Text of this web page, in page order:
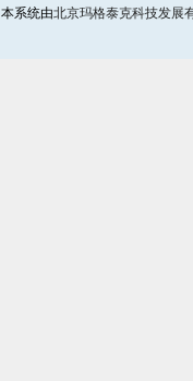
本系统由北京玛格泰克科技发展